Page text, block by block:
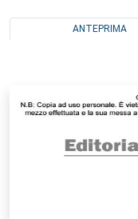
ANTEPRIMA